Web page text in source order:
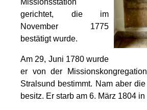
gerichtet, die im
November 1775
bestätigt wurde.
Am 29, Juni 1780 wurde
er von der
Stralsund bestimmt. Nam aber
besitz. Er starb am 6. März 1804